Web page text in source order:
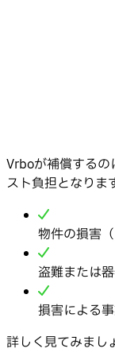
Vrboが補償するの
スト負担となりま
物件の損害
盗難または
損害による
詳しく見てみまし